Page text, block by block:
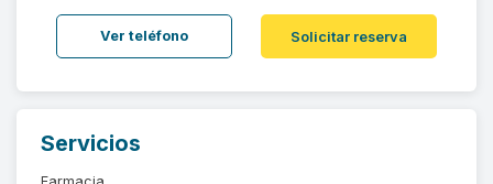
Ver teléfono Solicitar reserva
Servicios